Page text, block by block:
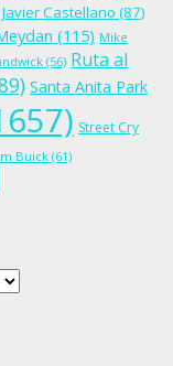
Javier Castellano (87)
(115) Mike
(56) Ruta al
Santa Anita Park
Street Cry
Buick (61)